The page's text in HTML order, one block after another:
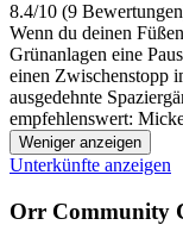
8.4/10 (9
Wenn du deinen
Grünanlagen eine
einen Zwischenstopp
ausgedehnte
empfehlenswert:
Weniger anzeigen
Unterkünfte anzeigen
Orr Community